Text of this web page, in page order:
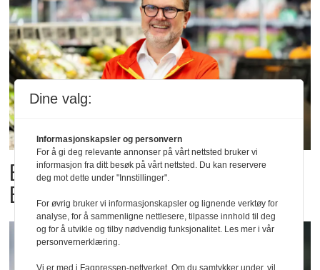
Billigbonanza da Norge slo
Elfenbenkysten
Dine valg:
Informasjonskapsler og personvern
For å gi deg relevante annonser på vårt nettsted bruker vi
informasjon fra ditt besøk på vårt nettsted. Du kan reservere
deg mot dette under "Innstillinger".
For øvrig bruker vi informasjonskapsler og lignende verktøy for
analyse, for å sammenligne nettlesere, tilpasse innhold til deg
og for å utvikle og tilby nødvendig funksjonalitet. Les mer i vår
personvernerklæring.
Vi er med i Fagpressen-nettverket. Om du samtykker under, vil